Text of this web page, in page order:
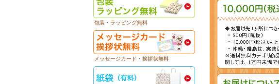
包装・ラッピング無料
メッセージカード・挨拶状無料